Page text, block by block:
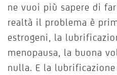
ne vuoi più sapere di
realtà il problema è
estrogeni, la
menopausa, la buona
nulla. E la lubrificazione